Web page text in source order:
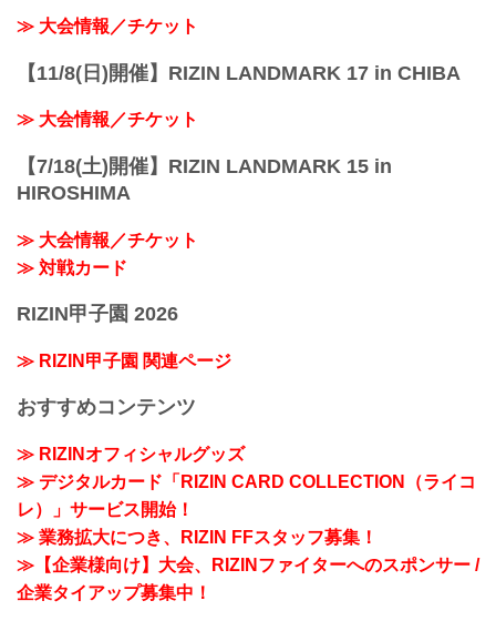
≫ 大会情報／チケット
【11/8(日)開催】RIZIN LANDMARK 17 in CHIBA
≫ 大会情報／チケット
【7/18(土)開催】RIZIN LANDMARK 15 in
HIROSHIMA
≫ 大会情報／チケット
≫ 対戦カード
RIZIN甲子園 2026
≫ RIZIN甲子園 関連ページ
おすすめコンテンツ
≫ RIZINオフィシャルグッズ
≫ デジタルカード「RIZIN CARD COLLECTION（ライコ
レ）」サービス開始！
≫ 業務拡大につき、RIZIN FFスタッフ募集！
≫【企業様向け】大会、RIZINファイターへのスポンサー /
企業タイアップ募集中！